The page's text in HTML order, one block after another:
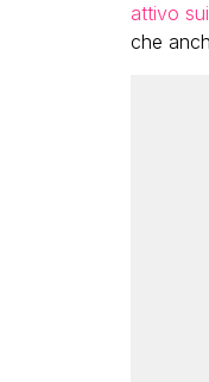
attivo
che